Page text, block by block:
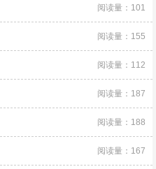
阅读量：101
阅读量：155
阅读量：112
阅读量：187
阅读量：188
阅读量：167